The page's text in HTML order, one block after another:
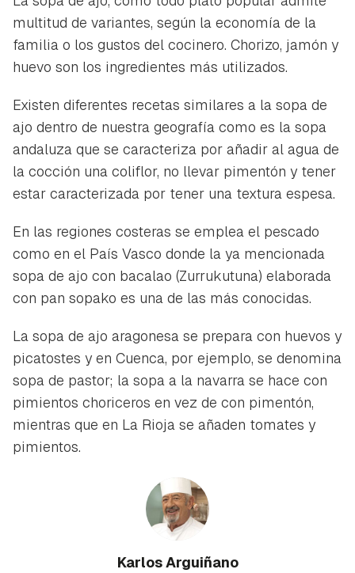
multitud de variantes, según la economía de la
familia o los gustos del cocinero. Chorizo, jamón y
huevo son los ingredientes más utilizados.
Existen diferentes recetas similares a la sopa de
ajo dentro de nuestra geografía como es la sopa
andaluza que se caracteriza por añadir al agua de
la cocción una coliflor, no llevar pimentón y tener
estar caracterizada por tener una textura espesa.
En las regiones costeras se emplea el pescado
como en el País Vasco donde la ya mencionada
sopa de ajo con bacalao (Zurrukutuna) elaborada
con pan sopako es una de las más conocidas.
La sopa de ajo aragonesa se prepara con huevos y
picatostes y en Cuenca, por ejemplo, se denomina
sopa de pastor; la sopa a la navarra se hace con
pimientos choriceros en vez de con pimentón,
mientras que en La Rioja se añaden tomates y
pimientos.
Karlos Arguiñano